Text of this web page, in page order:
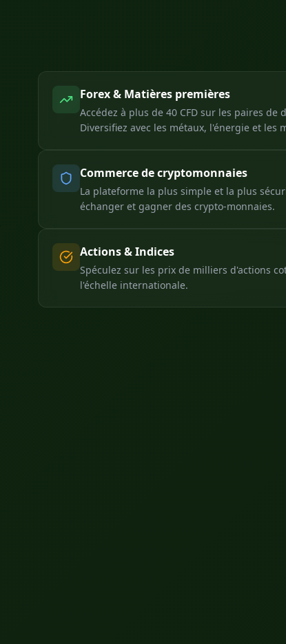
Forex & Matières premières
Accédez à plus de 40 CFD sur les paires de
Diversifiez avec les métaux, l'énergie et les
Commerce de cryptomonnaies
La plateforme la plus simple et la plus
échanger et gagner des crypto-monnaies.
Actions & Indices
Spéculez sur les prix de milliers d'actions
l'échelle internationale.